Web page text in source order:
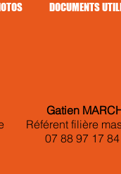
DOCUMENTS
Gatien
Référent filière
07 88 97